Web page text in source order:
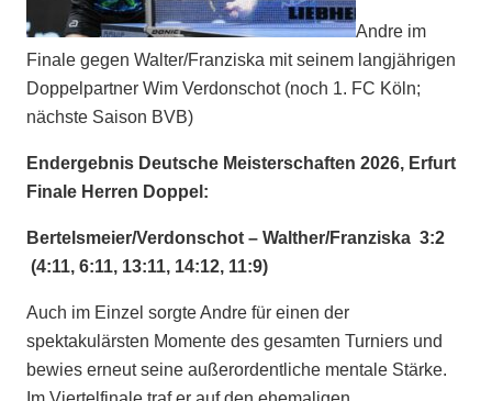
Andre im
Finale gegen Walter/Franziska mit seinem langjährigen
Doppelpartner Wim Verdonschot (noch 1. FC Köln;
nächste Saison BVB)
Endergebnis Deutsche Meisterschaften 2026, Erfurt
Finale Herren Doppel:
Bertelsmeier/Verdonschot – Walther/Franziska 3:2
(4:11, 6:11, 13:11, 14:12, 11:9)
Auch im Einzel sorgte Andre für einen der
spektakulärsten Momente des gesamten Turniers und
bewies erneut seine außerordentliche mentale Stärke.